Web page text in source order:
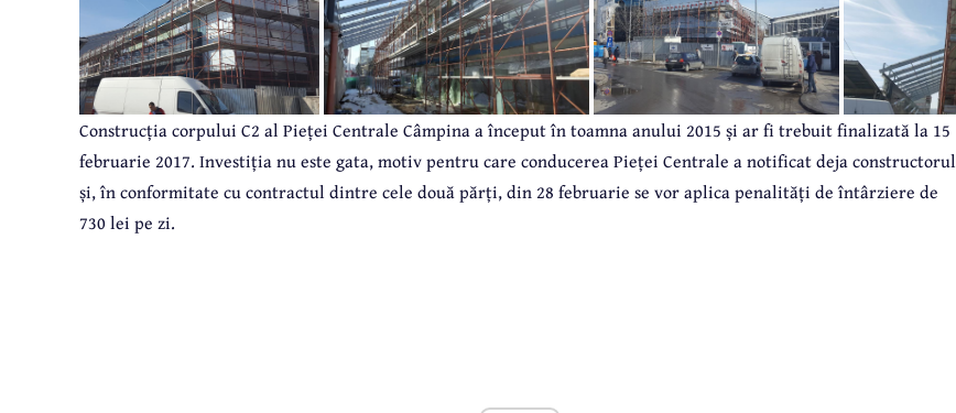
Construcția corpului C2 al Pieței Centrale Câmpina a început în toamna anului 2015 și ar fi trebuit finalizată la 15
februarie 2017. Investiția nu este gata, motiv pentru care conducerea Pieței Centrale a notificat deja constructorul
și, în conformitate cu contractul dintre cele două părți, din 28 februarie se vor aplica penalități de întârziere de
730 lei pe zi.